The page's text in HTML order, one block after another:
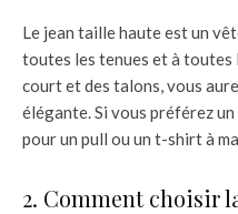
Le jean taille haute est un
toutes les tenues et à toutes
court et des talons, vous
élégante. Si vous préférez
pour un pull ou un t-shirt à
2. Comment choisir